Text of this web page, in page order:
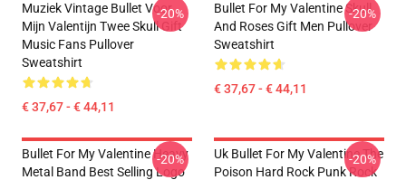
Muziek Vintage Bullet Voor
Mijn Valentijn Twee Skull Gift
Music Fans Pullover
Sweatshirt
€ 37,67 - € 44,11
-20%
Bullet For My Valentine Skull
And Roses Gift Men Pullover
Sweatshirt
€ 37,67 - € 44,11
-20%
Bullet For My Valentine Heavy
Metal Band Best Selling Logo
-20%
Uk Bullet For My Valentine The
Poison Hard Rock Punk Rock
-20%